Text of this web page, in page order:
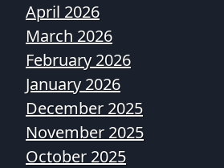
April 2026
March 2026
February 2026
January 2026
December 2025
November 2025
October 2025